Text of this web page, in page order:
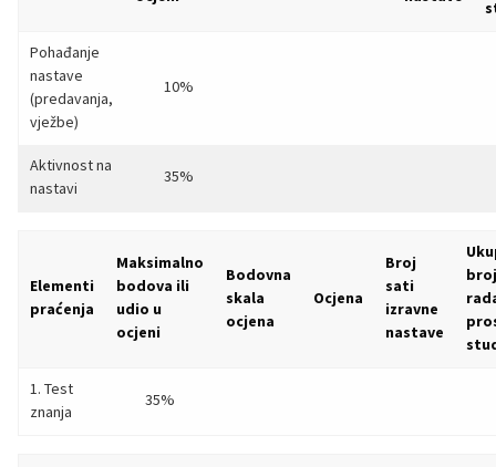
Pohađanje
nastave
(predavanja,
vježbe)
10%
Aktivnost na
nastavi
35%
Elementi
praćenja
Maksimalno
bodova ili
udio u
ocjeni
Bodovna
skala
ocjena
Ocjena
Broj
sati
izravne
nastave
1. Test
znanja
35%